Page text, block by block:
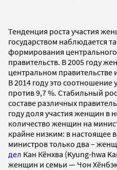
Тенденция роста участия
государством наблюдается
формирования
правительств. В 2005 году
центральном правительстве
В 2014 году это
против 9,7 %. Стабильный
составе различных
году доля участия женщин в
количество женщин на
крайне низким: в настоящее
министров только два –
дел Кан Кёнхва (Kyung-hwa
женщин и семьи — Чон